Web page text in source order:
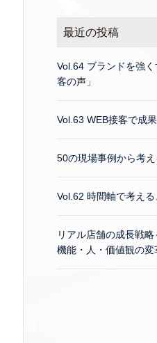
最近の投稿
Vol.64 ブランドを強
客の声」
Vol.63 WEB接客で成
50の現場事例から考
Vol.62 時間軸で考え
リアル店舗の成長戦
機能・人・価値観の変